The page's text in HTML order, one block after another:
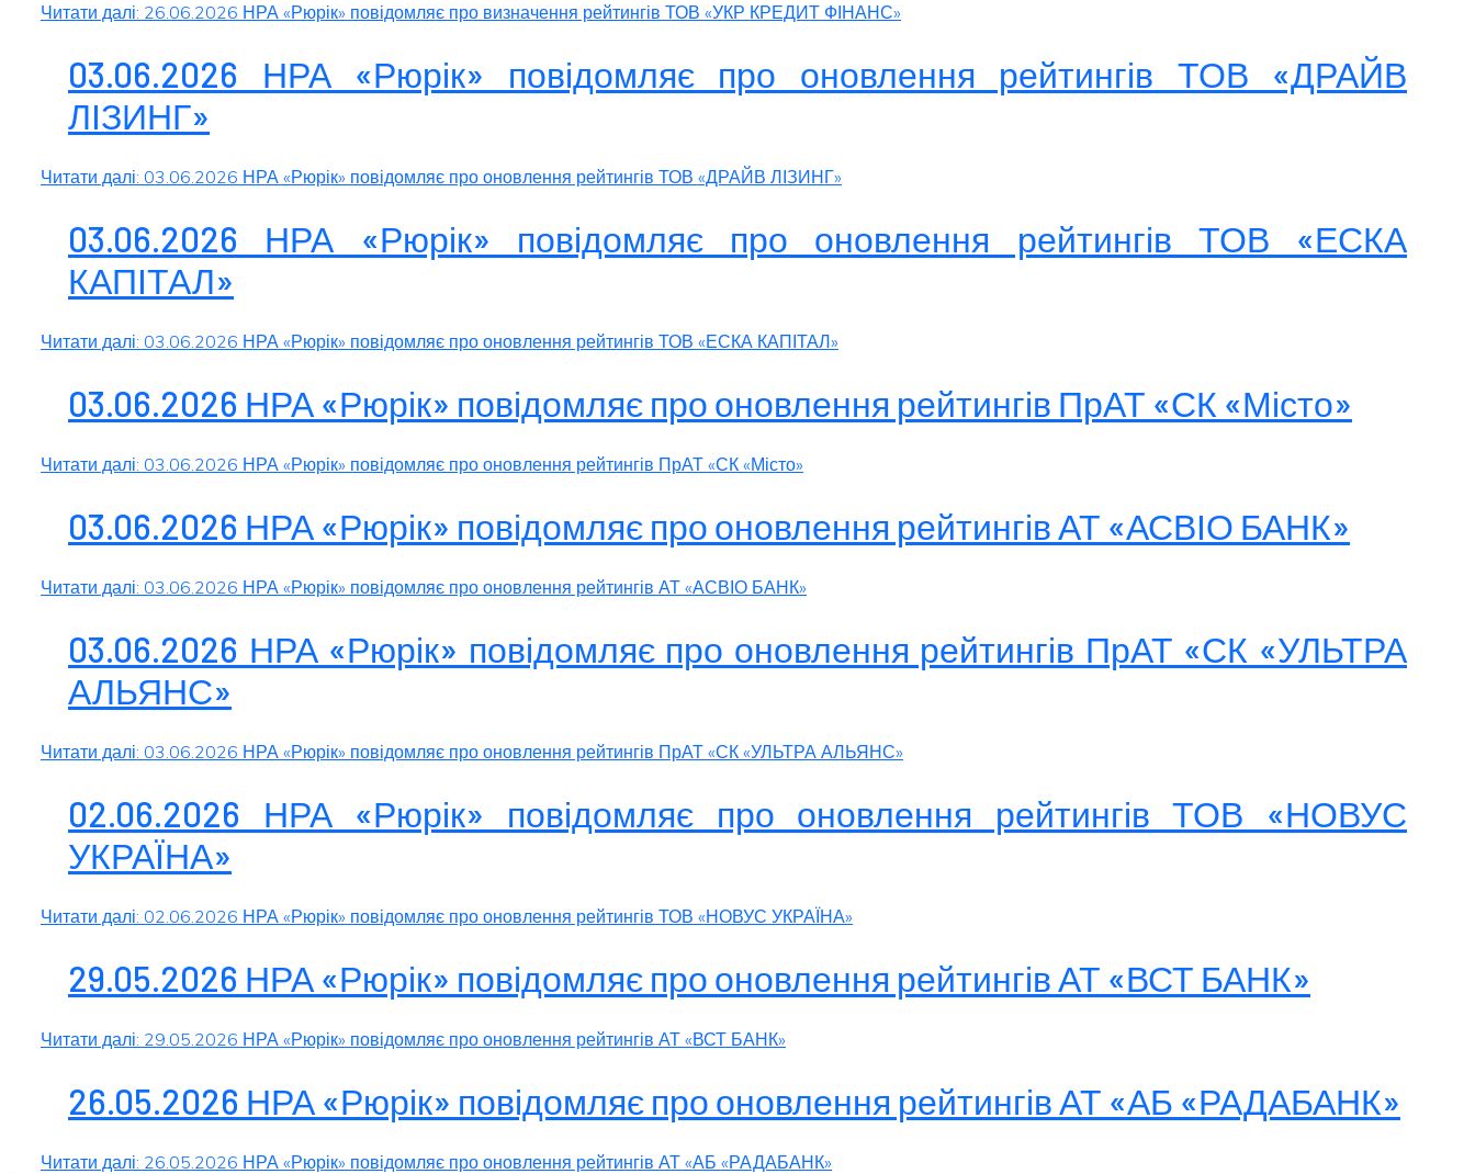
Читати далі: 26.06.2026 НРА «Рюрік» повідомляє про визначення рейтингів ТОВ «УКР КРЕДИТ ФІНАНС»
03.06.2026 НРА «Рюрік» повідомляє про оновлення рейтингів ТОВ «ДРАЙВ
ЛІЗИНГ»
Читати далі: 03.06.2026 НРА «Рюрік» повідомляє про оновлення рейтингів ТОВ «ДРАЙВ ЛІЗИНГ»
03.06.2026 НРА «Рюрік» повідомляє про оновлення рейтингів ТОВ «ЕСКА
КАПІТАЛ»
Читати далі: 03.06.2026 НРА «Рюрік» повідомляє про оновлення рейтингів ТОВ «ЕСКА КАПІТАЛ»
03.06.2026 НРА «Рюрік» повідомляє про оновлення рейтингів ПрАТ «СК «Місто»
Читати далі: 03.06.2026 НРА «Рюрік» повідомляє про оновлення рейтингів ПрАТ «СК «Місто»
03.06.2026 НРА «Рюрік» повідомляє про оновлення рейтингів АТ «АСВІО БАНК»
Читати далі: 03.06.2026 НРА «Рюрік» повідомляє про оновлення рейтингів АТ «АСВІО БАНК»
03.06.2026 НРА «Рюрік» повідомляє про оновлення рейтингів ПрАТ «СК «УЛЬТРА
АЛЬЯНС»
Читати далі: 03.06.2026 НРА «Рюрік» повідомляє про оновлення рейтингів ПрАТ «СК «УЛЬТРА АЛЬЯНС»
02.06.2026 НРА «Рюрік» повідомляє про оновлення рейтингів ТОВ «НОВУС
УКРАЇНА»
Читати далі: 02.06.2026 НРА «Рюрік» повідомляє про оновлення рейтингів ТОВ «НОВУС УКРАЇНА»
29.05.2026 НРА «Рюрік» повідомляє про оновлення рейтингів АТ «ВСТ БАНК»
Читати далі: 29.05.2026 НРА «Рюрік» повідомляє про оновлення рейтингів АТ «ВСТ БАНК»
26.05.2026 НРА «Рюрік» повідомляє про оновлення рейтингів АТ «АБ «РАДАБАНК»
Читати далі: 26.05.2026 НРА «Рюрік» повідомляє про оновлення рейтингів АТ «АБ «РАДАБАНК»